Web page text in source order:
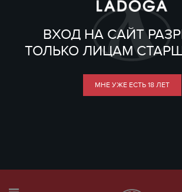
ВХОД НА САЙТ
ТОЛЬКО ЛИЦАМ
МНЕ УЖЕ ЕСТЬ 18 ЛЕТ